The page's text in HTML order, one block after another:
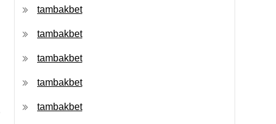
tambakbet
tambakbet
tambakbet
tambakbet
tambakbet